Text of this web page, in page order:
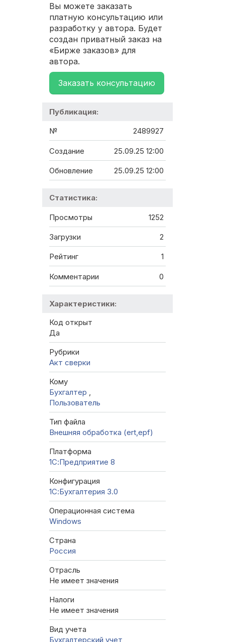
Вы можете заказать
платную консультацию или
разработку у автора. Будет
создан приватный заказ на
«Бирже заказов» для
автора.
Заказать консультацию
Публикация:
№ 2489927
Создание 25.09.25 12:00
Обновление 25.09.25 12:00
Статистика:
Просмотры 1252
Загрузки 2
Рейтинг 1
Комментарии 0
Характеристики:
Код открыт
Да
Рубрики
Акт сверки
Кому
Бухгалтер
Пользователь
Тип файла
Внешняя обработка (ert,epf)
Платформа
1С:Предприятие 8
Конфигурация
1С:Бухгалтерия 3.0
Операционная система
Windows
Страна
Россия
Отрасль
Не имеет значения
Налоги
Не имеет значения
Вид учета
Бухгалтерский учет